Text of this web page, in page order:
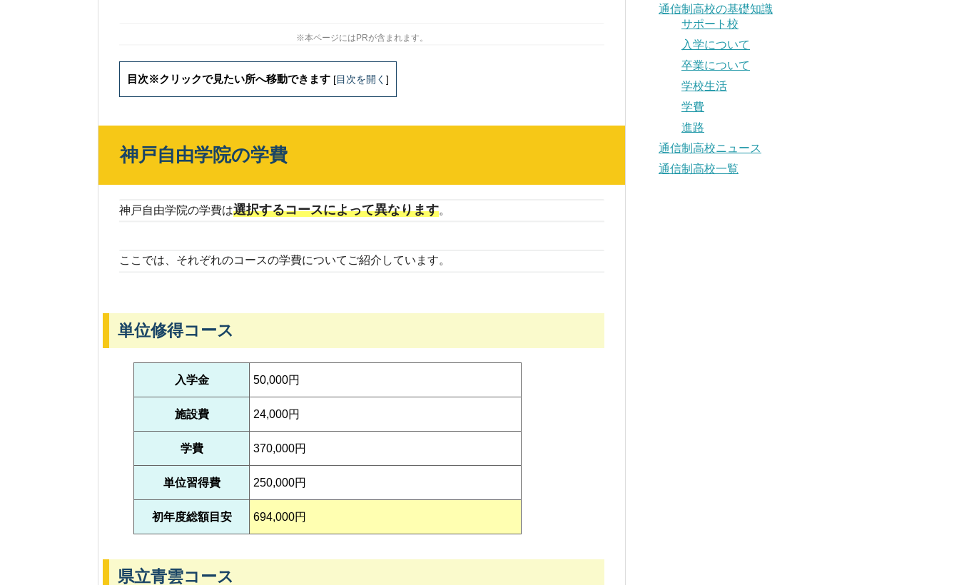
※本ページにはPRが含まれます。
目次※クリックで見たい所へ移動できます [ 目次を開く ]
神戸自由学院の学費
神戸自由学院の学費は選択するコースによって異なります。
ここでは、それぞれのコースの学費についてご紹介しています。
単位修得コース
入学金 50,000円
施設費 24,000円
学費 370,000円
単位習得費 250,000円
初年度総額目安 694,000円
県立青雲コース
通信制高校の基礎知識
サポート校
入学について
卒業について
学校生活
学費
進路
通信制高校ニュース
通信制高校一覧